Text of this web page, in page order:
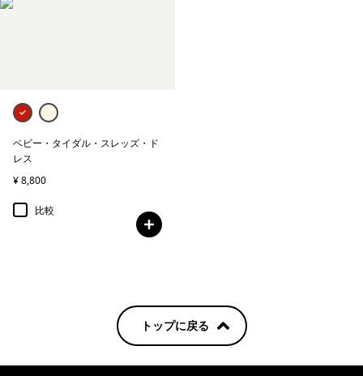
ベビー・タイダル・スレッズ・ド
レス
¥ 8,800
比較
トップに戻る